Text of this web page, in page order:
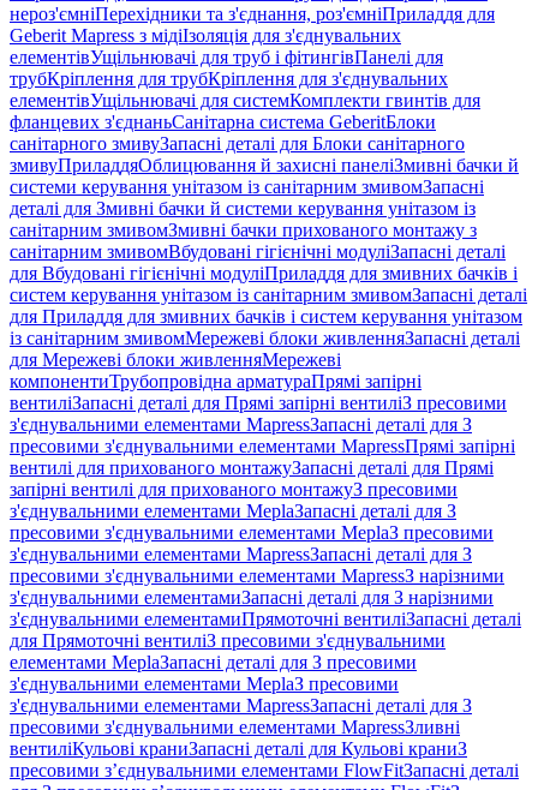
нероз'ємніПерехідники та з'єднання, роз'ємніПриладдя для
Geberit Mapress з мідіІзоляція для з'єднувальних
елементівУщільнювачі для труб і фітингівПанелі для
трубКріплення для трубКріплення для з'єднувальних
елементівУщільнювачі для системКомплекти гвинтів для
фланцевих з'єднаньСанітарна система GeberitБлоки
санітарного змивуЗапасні деталі для Блоки санітарного
змивуПриладдяОблицювання й захисні панеліЗмивні бачки й
системи керування унітазом із санітарним змивомЗапасні
деталі для Змивні бачки й системи керування унітазом із
санітарним змивомЗмивні бачки прихованого монтажу з
санітарним змивомВбудовані гігієнічні модуліЗапасні деталі
для Вбудовані гігієнічні модуліПриладдя для змивних бачків і
систем керування унітазом із санітарним змивомЗапасні деталі
для Приладдя для змивних бачків і систем керування унітазом
із санітарним змивомМережеві блоки живленняЗапасні деталі
для Мережеві блоки живленняМережеві
компонентиТрубопровідна арматураПрямі запірні
вентиліЗапасні деталі для Прямі запірні вентиліЗ пресовими
з'єднувальними елементами MapressЗапасні деталі для З
пресовими з'єднувальними елементами MapressПрямі запірні
вентилі для прихованого монтажуЗапасні деталі для Прямі
запірні вентилі для прихованого монтажуЗ пресовими
з'єднувальними елементами MeplaЗапасні деталі для З
пресовими з'єднувальними елементами MeplaЗ пресовими
з'єднувальними елементами MapressЗапасні деталі для З
пресовими з'єднувальними елементами MapressЗ нарізними
з'єднувальними елементамиЗапасні деталі для З нарізними
з'єднувальними елементамиПрямоточні вентиліЗапасні деталі
для Прямоточні вентиліЗ пресовими з'єднувальними
елементами MeplaЗапасні деталі для З пресовими
з'єднувальними елементами MeplaЗ пресовими
з'єднувальними елементами MapressЗапасні деталі для З
пресовими з'єднувальними елементами MapressЗливні
вентиліКульові краниЗапасні деталі для Кульові краниЗ
пресовими з’єднувальними елементами FlowFitЗапасні деталі